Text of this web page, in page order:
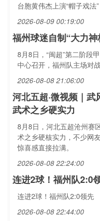
台胞黄伟杰上演“帽子戏法
2026-08-09 00:19:00
福州球迷自制“大力
8月8日，“闽超”第二阶段
中心召开，福州队主场对战
2026-08-08 21:06:00
河北五超·微视频｜
武术之乡硬实力
8月8日，河北五超沧州赛
术之乡硬核实力，不少网
惊喜感直接拉满。
2026-08-08 22:24:00
连进2球！福州队2:0
连进2球！福州队2:0领先
2026-08-08 22:44:00